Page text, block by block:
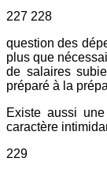
227 228
question des
plus que
de salaires
préparé à la
Existe aussi
caractère
229